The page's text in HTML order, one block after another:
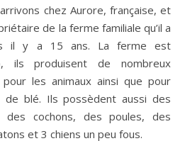
chez Aurore, française, et
de la ferme familiale qu’il a
il y a 15 ans. La ferme est
ils produisent de nombreux
les animaux ainsi que pour
blé. Ils possèdent aussi des
des cochons, des poules, des
et 3 chiens un peu fous.